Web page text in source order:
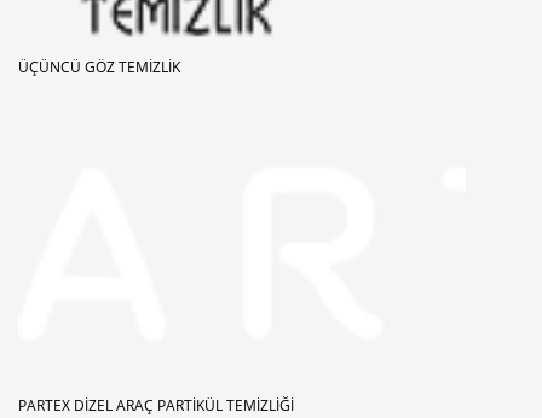
ÜÇÜNCÜ GÖZ TEMIZLIK
PARTEX DIZEL ARAÇ PARTIKÜL TEMIZLIĞI